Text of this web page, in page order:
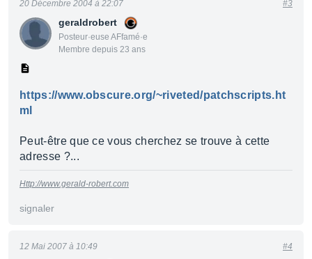
geraldrobert
Posteur·euse AFfamé·e
Membre depuis 23 ans
20 Décembre 2004 à 22:07 #3
https://www.obscure.org/~riveted/patchscripts.ht
ml
Peut-être que ce vous cherchez se trouve à cette
adresse ?...
Http://www.gerald-robert.com
signaler
12 Mai 2007 à 10:49 #4